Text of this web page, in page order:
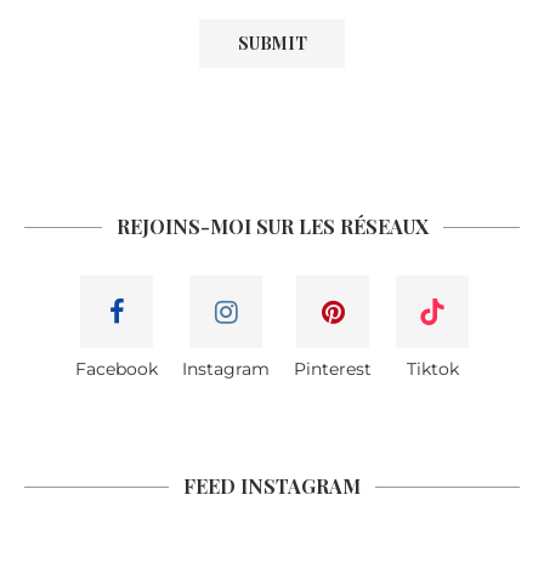
REJOINS-MOI SUR LES RÉSEAUX
Facebook Instagram Pinterest Tiktok
FEED INSTAGRAM